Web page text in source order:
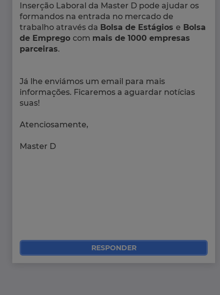
Inserção Laboral da Master D pode ajudar os
formandos na entrada no mercado de
trabalho através da Bolsa de Estágios e Bolsa
de Emprego com mais de 1000 empresas
parceiras.
Já lhe enviámos um email para mais
informações. Ficaremos a aguardar notícias
suas!
Atenciosamente,
Master D
RESPONDER